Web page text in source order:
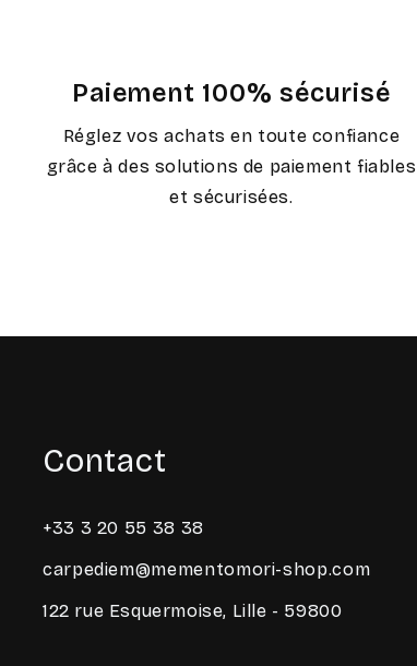
Paiement 100% sécurisé
Réglez vos achats en toute confiance
grâce à des solutions de paiement fiables
et sécurisées.
Contact
+33 3 20 55 38 38
carpediem@mementomori-shop.com
122 rue Esquermoise, Lille - 59800